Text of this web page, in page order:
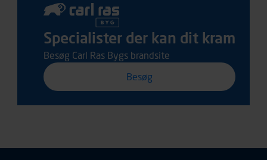
Specialister der kan dit kram
Besøg Carl Ras Bygs brandsite
Besøg